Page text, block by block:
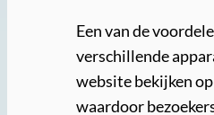
Een van de
verschillende
website bekijken
waardoor